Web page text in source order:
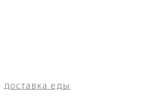
доставка еды